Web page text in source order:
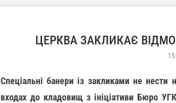
ЦЕРКВА ЗАКЛИКАЄ
Спеціальні банери із закликами не нести
входах до кладовищ з ініціативи Бюро